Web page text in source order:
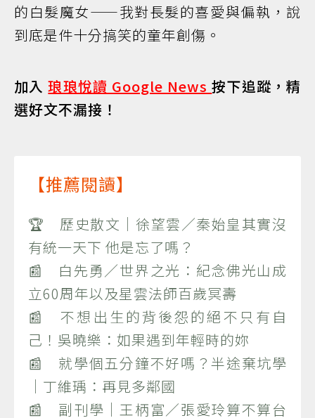
的白髮魔女——我對長髮的喜愛與偏執，說
到底是件十分搞笑的童年創傷。
加入琅琅悅讀 Google News按下追蹤，精
選好文不漏接！
【推薦閱讀】
🏆 歷史散文｜徐望雲／秦始皇其實沒
有統一天下 他是忘了嗎？
📰 白先勇／世界之光：紀念佛光山成
立60周年以及星雲法師百歲冥壽
📰 不想出生的背後怨的絕不只有自
己！吳曉樂：如果遇到年輕時的妳
📰 就學個五分鐘不好嗎？半途棄坑學
｜丁維瑀：再見多鄰國
📰 副刊學｜王柄富／張愛玲算不算台